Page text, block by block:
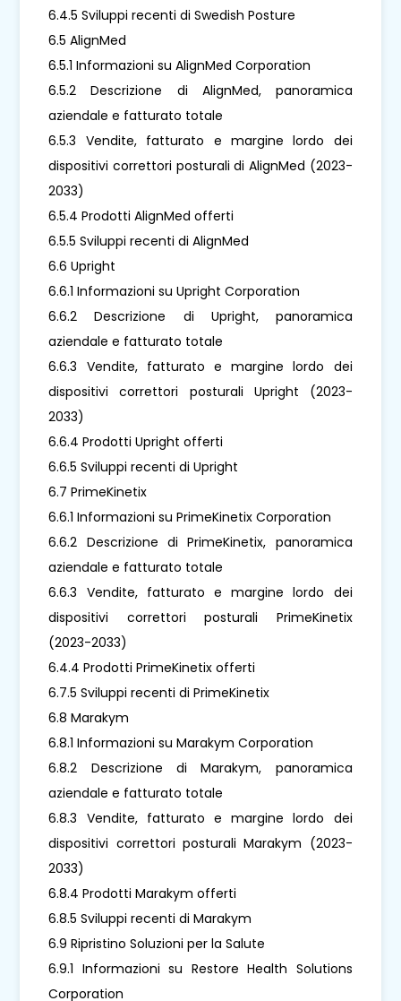
6.4.5 Sviluppi recenti di Swedish Posture
6.5 AlignMed
6.5.1 Informazioni su AlignMed Corporation
6.5.2 Descrizione di AlignMed, panoramica
aziendale e fatturato totale
6.5.3 Vendite, fatturato e margine lordo dei
dispositivi correttori posturali di AlignMed (2023-
2033)
6.5.4 Prodotti AlignMed offerti
6.5.5 Sviluppi recenti di AlignMed
6.6 Upright
6.6.1 Informazioni su Upright Corporation
6.6.2 Descrizione di Upright, panoramica
aziendale e fatturato totale
6.6.3 Vendite, fatturato e margine lordo dei
dispositivi correttori posturali Upright (2023-
2033)
6.6.4 Prodotti Upright offerti
6.6.5 Sviluppi recenti di Upright
6.7 PrimeKinetix
6.6.1 Informazioni su PrimeKinetix Corporation
6.6.2 Descrizione di PrimeKinetix, panoramica
aziendale e fatturato totale
6.6.3 Vendite, fatturato e margine lordo dei
dispositivi correttori posturali PrimeKinetix
(2023-2033)
6.4.4 Prodotti PrimeKinetix offerti
6.7.5 Sviluppi recenti di PrimeKinetix
6.8 Marakym
6.8.1 Informazioni su Marakym Corporation
6.8.2 Descrizione di Marakym, panoramica
aziendale e fatturato totale
6.8.3 Vendite, fatturato e margine lordo dei
dispositivi correttori posturali Marakym (2023-
2033)
6.8.4 Prodotti Marakym offerti
6.8.5 Sviluppi recenti di Marakym
6.9 Ripristino Soluzioni per la Salute
6.9.1 Informazioni su Restore Health Solutions
Corporation